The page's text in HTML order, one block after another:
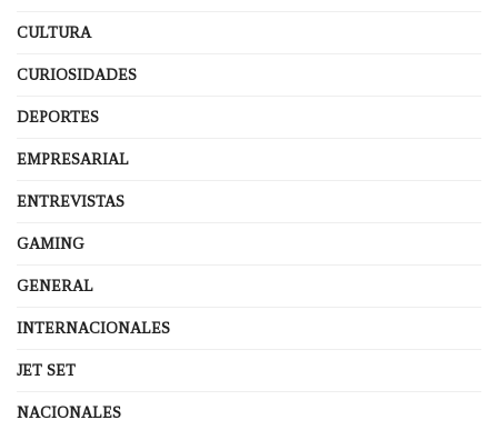
CULTURA
CURIOSIDADES
DEPORTES
EMPRESARIAL
ENTREVISTAS
GAMING
GENERAL
INTERNACIONALES
JET SET
NACIONALES